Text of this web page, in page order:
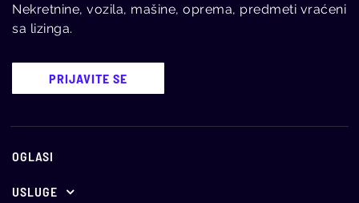
Nekretnine, vozila, mašine, oprema, predmeti vraćeni
sa lizinga.
PRIJAVITE SE
OGLASI
USLUGE